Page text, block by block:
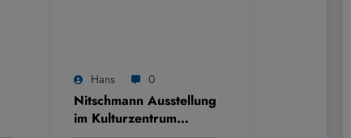
Hans 0
Nitschmann Ausstellung
im Kulturzentrum